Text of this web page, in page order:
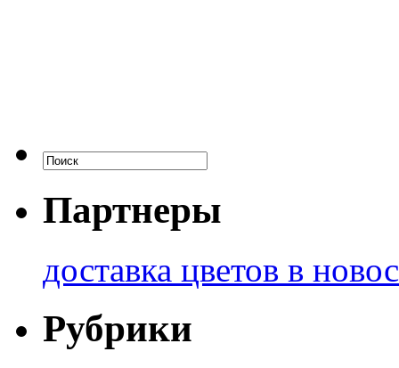
Партнеры
доставка цветов в
Рубрики